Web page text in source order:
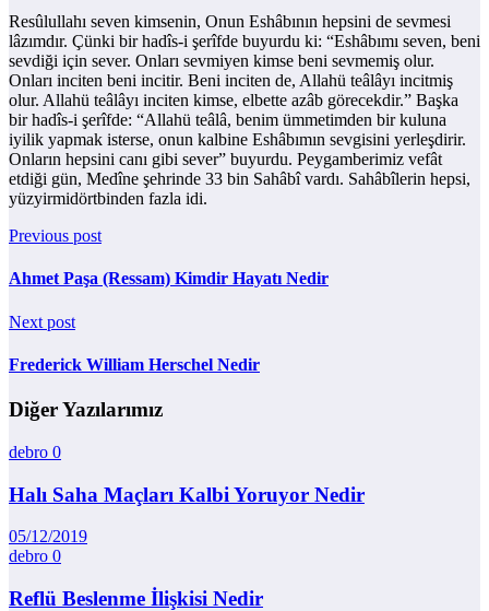
Resûlullahı seven kimsenin, Onun Eshâbının hepsini de sevmesi
lâzımdır. Çünki bir hadîs-i şerîfde buyurdu ki: “Eshâbımı seven, beni
sevdiği için sever. Onları sevmiyen kimse beni sevmemiş olur.
Onları inciten beni incitir. Beni inciten de, Allahü teâlâyı incitmiş
olur. Allahü teâlâyı inciten kimse, elbette azâb görecekdir.” Başka
bir hadîs-i şerîfde: “Allahü teâlâ, benim ümmetimden bir kuluna
iyilik yapmak isterse, onun kalbine Eshâbımın sevgisini yerleşdirir.
Onların hepsini canı gibi sever” buyurdu. Peygamberimiz vefât
etdiği gün, Medîne şehrinde 33 bin Sahâbî vardı. Sahâbîlerin hepsi,
yüzyirmidörtbinden fazla idi.
Previous post
Ahmet Paşa (Ressam) Kimdir Hayatı Nedir
Next post
Frederick William Herschel Nedir
Diğer Yazılarımız
debro 0
Halı Saha Maçları Kalbi Yoruyor Nedir
05/12/2019
debro 0
Reflü Beslenme İlişkisi Nedir